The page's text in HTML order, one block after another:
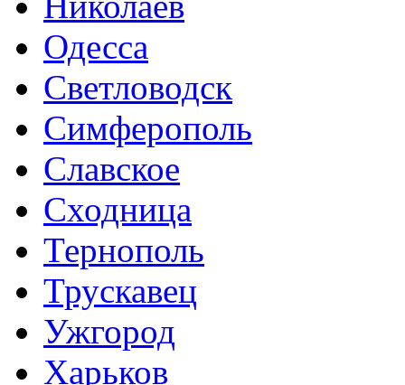
Одесса
Светловодск
Симферополь
Славское
Сходница
Тернополь
Трускавец
Ужгород
Харьков